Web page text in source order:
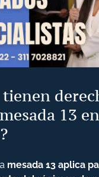
tienen
13 en
mesada 13 aplica